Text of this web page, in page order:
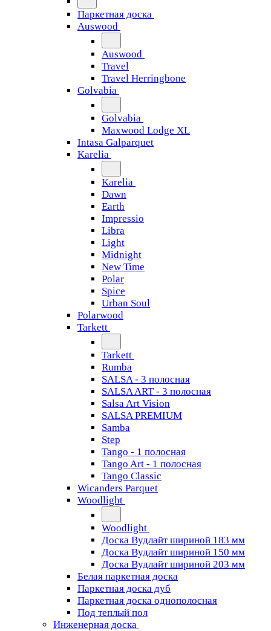
Паркетная доска
Auswood
Auswood
Travel
Travel Herringbone
Golvabia
Golvabia
Maxwood Lodge XL
Intasa Galparquet
Karelia
Karelia
Dawn
Earth
Impressio
Libra
Light
Midnight
New Time
Polar
Spice
Urban Soul
Polarwood
Tarkett
Tarkett
Rumba
SALSA - 3 полосная
SALSA ART - 3 полосная
Salsa Art Vision
SALSA PREMIUM
Samba
Step
Tango - 1 полосная
Tango Art - 1 полосная
Tango Classiс
Wicanders Parquet
Woodlight
Woodlight
Доска Вудлайт шириной 183 мм
Доска Вудлайт шириной 150 мм
Доска Вудлайт шириной 203 мм
Белая паркетная доска
Паркетная доска дуб
Паркетная доска однополосная
Под теплый пол
Инженерная доска